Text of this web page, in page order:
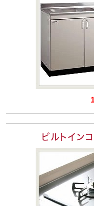
ビルトイン